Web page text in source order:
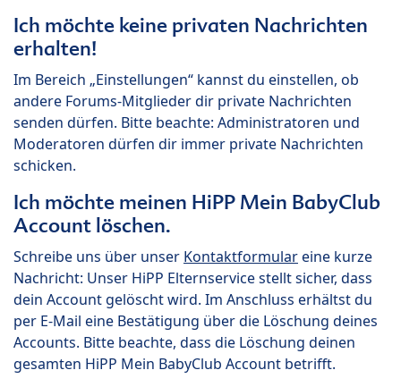
Ich möchte keine privaten Nachrichten
erhalten!
Im Bereich „Einstellungen“ kannst du einstellen, ob
andere Forums-Mitglieder dir private Nachrichten
senden dürfen. Bitte beachte: Administratoren und
Moderatoren dürfen dir immer private Nachrichten
schicken.
Ich möchte meinen HiPP Mein BabyClub
Account löschen.
Schreibe uns über unser Kontaktformulareine kurze
Nachricht: Unser HiPP Elternservice stellt sicher, dass
dein Account gelöscht wird. Im Anschluss erhältst du
per E-Mail eine Bestätigung über die Löschung deines
Accounts. Bitte beachte, dass die Löschung deinen
gesamten HiPP Mein BabyClub Account betrifft.